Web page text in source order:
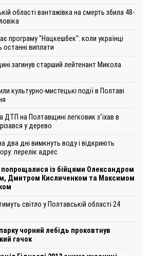
області вантажівка на смерть збила 48-
програму "Нацкешбек": коли українці
виплати
загинув старший лейтенант Микола
культурно-мистецькі події в Полтаві
ДТП на Полтавщині легковик з‘їхав в
у дерево
два дні вимкнуть воду і відкриють
перелік адрес
попрощалися із бійцями Олександром
Дмитром Кисличенком та Максимом
світло у Полтавській області 24
чорний лебідь проковтнув
гачок